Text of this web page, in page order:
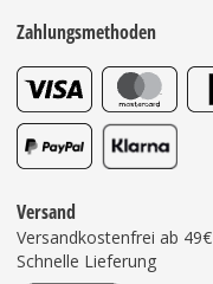
Zahlungsmethoden
Versand
Versandkostenfrei ab 49€
Schnelle Lieferung